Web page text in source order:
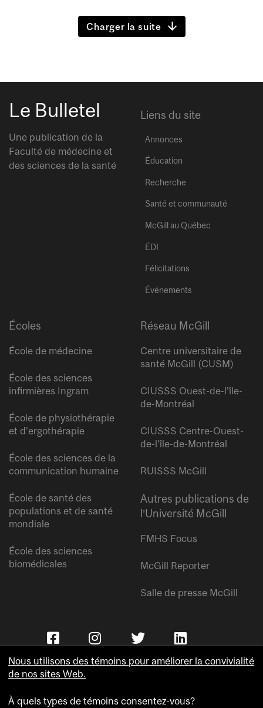
Charger la suite
Le Bulletel
Une publication de la
Faculté de médecine et
des sciences de la santé
Liens du site
Annonces
Éducation
Recherche
Santé et communauté
McGill au Québec
ÉDI
Félicitations
Événements
Écoles
École de médecine
École des sciences
infirmières Ingram
École de physiothérapie
et d’ergothérapie
École des sciences de la
communication humaine
École de santé des
populations et de santé
mondiale
École des sciences
biomédicales
Réseau McGill
Centre universitaire de
santé McGill (CUSM)
CIUSSS Ouest-de-l’île-
de-Montréal
CIUSSS Centre-Ouest-
de-l’île-de-Montréal
RUISSS McGill
Autres publications de
l’Université McGill
FMHS Focus
McGill Reporter
Salle de presse McGill
Nous utilisons des témoins pour améliorer la convivialité
de nos sites Web.
À quels types de témoins consentez-vous?